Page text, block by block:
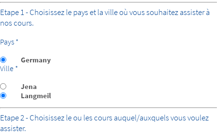
Etape 1 - Choisissez le pays et la ville où vous souhaitez assister à
nos cours.
Pays *
Germany
Ville *
Jena
Langmeil
Etape 2 - Choisissez le ou les cours auquel/auxquels vous voulez
assister.